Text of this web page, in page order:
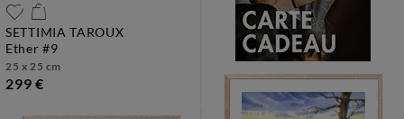
SETTIMIA TAROUX
ether #9
25 x 25 cm
299 €